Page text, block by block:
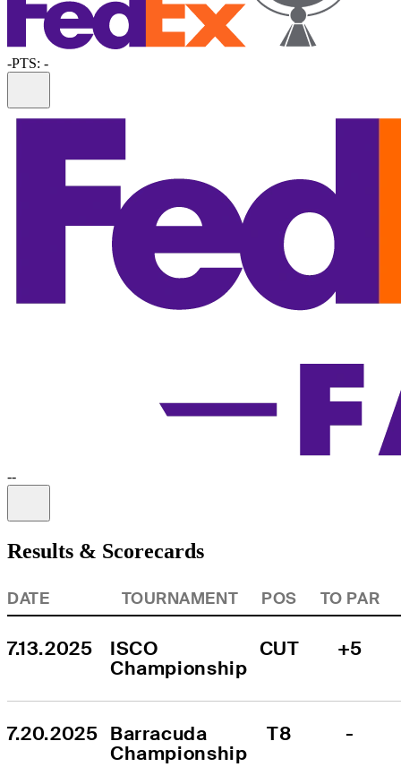
-PTS: -
--
Results & Scorecards
DATE TOURNAMENT POS TO PAR
7.13.2025
ISCO
Championship
CUT +5
7.20.2025 Barracuda
Championship
T8 -